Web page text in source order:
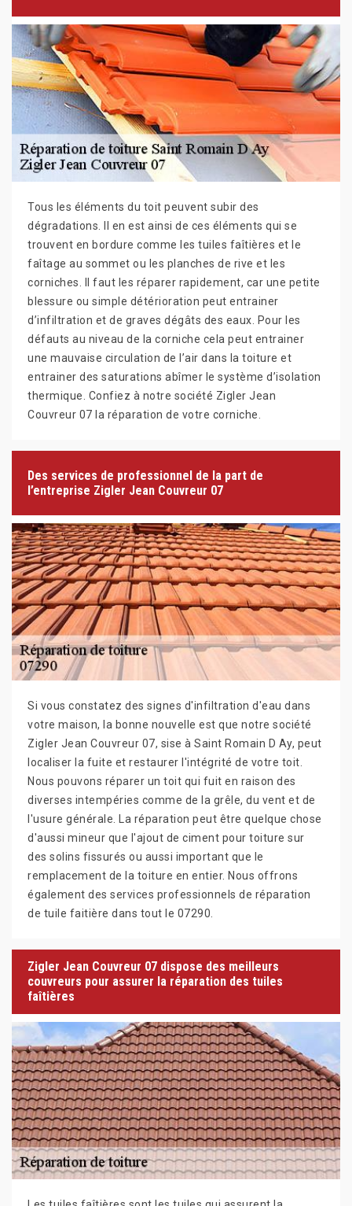
Tous les éléments du toit peuvent subir des
dégradations. Il en est ainsi de ces éléments qui se
trouvent en bordure comme les tuiles faîtières et le
faîtage au sommet ou les planches de rive et les
corniches. Il faut les réparer rapidement, car une petite
blessure ou simple détérioration peut entrainer
d’infiltration et de graves dégâts des eaux. Pour les
défauts au niveau de la corniche cela peut entrainer
une mauvaise circulation de l’air dans la toiture et
entrainer des saturations abîmer le système d’isolation
thermique. Confiez à notre société Zigler Jean
Couvreur 07 la réparation de votre corniche.
Des services de professionnel de la part de
l’entreprise Zigler Jean Couvreur 07
Si vous constatez des signes d'infiltration d'eau dans
votre maison, la bonne nouvelle est que notre société
Zigler Jean Couvreur 07, sise à Saint Romain D Ay, peut
localiser la fuite et restaurer l'intégrité de votre toit.
Nous pouvons réparer un toit qui fuit en raison des
diverses intempéries comme de la grêle, du vent et de
l'usure générale. La réparation peut être quelque chose
d'aussi mineur que l'ajout de ciment pour toiture sur
des solins fissurés ou aussi important que le
remplacement de la toiture en entier. Nous offrons
également des services professionnels de réparation
de tuile faitière dans tout le 07290.
Zigler Jean Couvreur 07 dispose des meilleurs
couvreurs pour assurer la réparation des tuiles
faîtières